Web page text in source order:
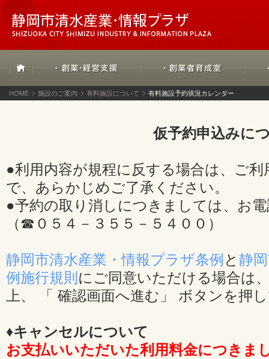
HOME 施設のご案内 有料施設について 有料施設予約状況カレンダー
仮予約申込みに
●利用内容が規程に反する場合は、ご
で、あらかじめご了承ください。
●予約の取り消しにつきましては、お
（☎０５４－３５５－５４００）
静岡市清水産業・情報プラザ条例 と 静
例施行規則 にご同意いただける場合は
上、 「 確認画面へ進む」 ボタンを押
♦キャンセルについて
お支払いいただいた利用料金につきま